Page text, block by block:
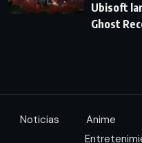
Ubisoft
Ghost
Noticias Anime